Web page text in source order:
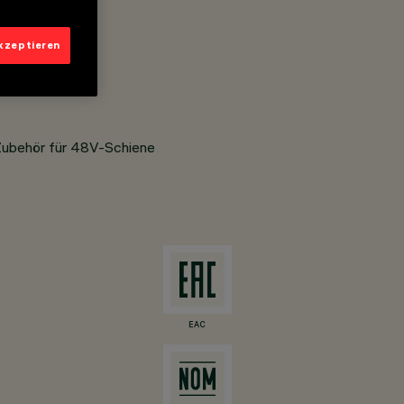
für 48V-Schiene
EAC